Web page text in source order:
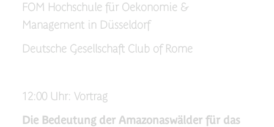
FOM Hochschule für Oekonomie &
Management in Düsseldorf
Deutsche Gesellschaft Club of Rome
12:00 Uhr: Vortrag
Die Bedeutung der Amazonaswälder für das